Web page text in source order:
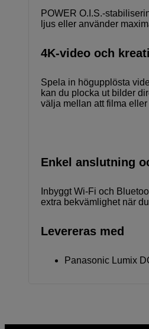
POWER O.I.S.-
ljus eller använder
4K-video och
Spela in högupplösta
kan du plocka ut bilder
välja mellan att filma eller
Enkel anslutning
Inbyggt Wi-Fi och
extra bekvämlighet när
Levereras med
Panasonic Lumix